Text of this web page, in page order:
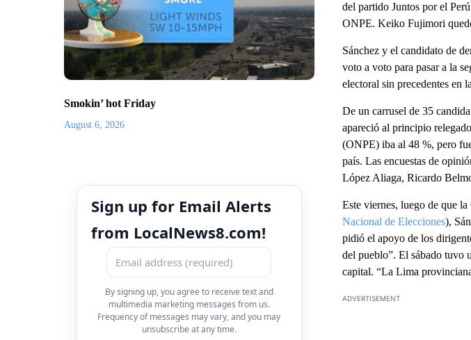
Smokin’ hot Friday
August 6, 2026
Sign up for Email Alerts
from LocalNews8.com!
By signing up, you agree to receive text and
multimedia marketing messages from us.
Frequency of messages may vary, and you may
unsubscribe at any time.
del partido Juntos por el
ONPE. Keiko Fujimori
Sánchez y el candidato de
voto a voto para pasar a la
electoral sin precedentes en
De un carrusel de 35
apareció al principio
(ONPE) iba al 48 %, pero
país. Las encuestas de
López Aliaga, Ricardo
Este viernes, luego de que
Nacional de Elecciones),
pidió el apoyo de los
del pueblo”. El sábado tuvo
capital. “La Lima
ADVERTISEMENT